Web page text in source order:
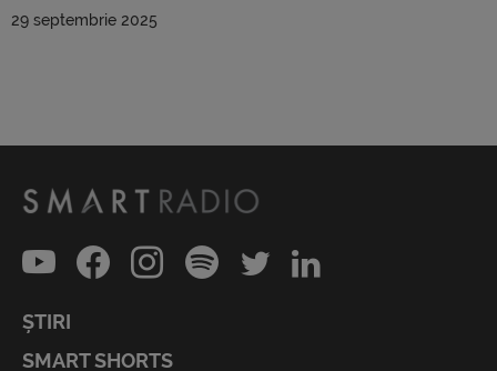
29 septembrie 2025
ȘTIRI
SMART SHORTS